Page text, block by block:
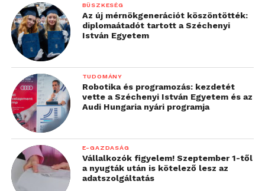
BÜSZKESÉG
Az új mérnökgenerációt köszöntötték:
diplomaátadót tartott a Széchenyi
István Egyetem
TUDOMÁNY
Robotika és programozás: kezdetét
vette a Széchenyi István Egyetem és az
Audi Hungaria nyári programja
E-GAZDASÁG
Vállalkozók figyelem! Szeptember 1-től
a nyugták után is kötelező lesz az
adatszolgáltatás